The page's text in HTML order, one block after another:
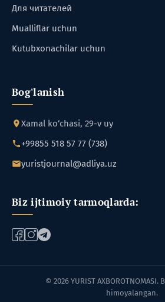
Для читателей
Mualliflar uchun
Kutubxonachilar uchun
Bog'lanish
Xamal ko‘chasi, 29-v uy
+99855 518 57 77 (738)
yuristjournal@adliya.uz
Biz ijtimoiy tarmoqlarda:
© 2026 YURIST
himoyalangan.